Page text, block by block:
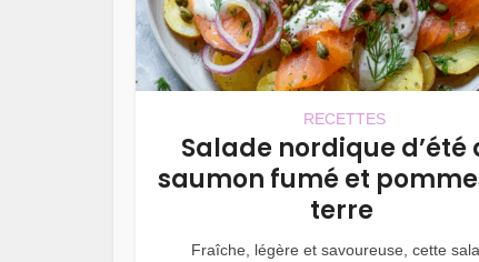
RECETTES
Salade nordique d’été
saumon fumé et
terre
Fraîche, légère et savoureuse, cette